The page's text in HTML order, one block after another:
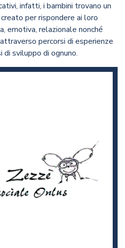
infatti, i bambini trovano un
per rispondere ai loro
emotiva, relazionale nonché
percorsi di esperienze
sviluppo di ognuno.